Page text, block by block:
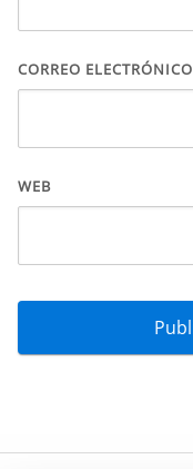
CORREO ELECTRÓNICO
WEB